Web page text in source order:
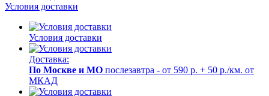
Условия доставки
Условия доставки
Доставка:
По Москве и МО послезавтра - от 590 р. + 50 р./км. от
МКАД